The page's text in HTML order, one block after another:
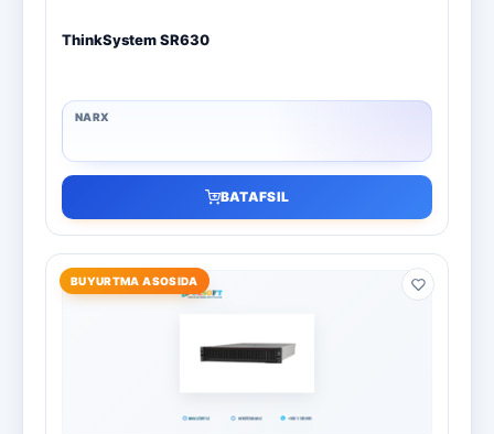
ThinkSystem SR630
BATAFSIL
BUYURTMA ASOSIDA